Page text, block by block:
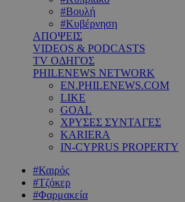
#Βουλή
#Κυβέρνηση
ΑΠΟΨΕΙΣ
VIDEOS & PODCASTS
TV ΟΔΗΓΟΣ
PHILENEWS NETWORK
EN.PHILENEWS.COM
LIKE
GOAL
ΧΡΥΣΕΣ ΣΥΝΤΑΓΕΣ
KARIERA
IN-CYPRUS PROPERTY
#Καιρός
#Τζόκερ
#Φαρμακεία